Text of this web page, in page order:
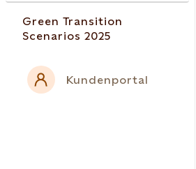
Green Transition
Scenarios 2025
Kundenportal